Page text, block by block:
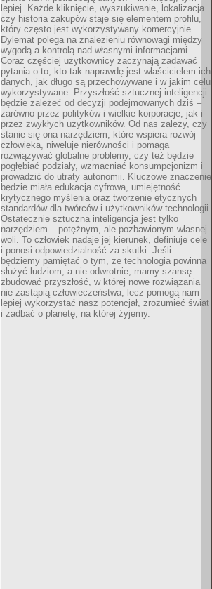
lepiej. Każde kliknięcie, wyszukiwanie, lokalizacja
czy historia zakupów staje się elementem profilu,
który często jest wykorzystywany komercyjnie.
Dylemat polega na znalezieniu równowagi między
wygodą a kontrolą nad własnymi informacjami.
Coraz częściej użytkownicy zaczynają zadawać
pytania o to, kto tak naprawdę jest właścicielem ich
danych, jak długo są przechowywane i w jakim celu
wykorzystywane. Przyszłość sztucznej inteligencji
będzie zależeć od decyzji podejmowanych dziś –
zarówno przez polityków i wielkie korporacje, jak i
przez zwykłych użytkowników. Od nas zależy, czy
stanie się ona narzędziem, które wspiera rozwój
człowieka, niweluje nierówności i pomaga
rozwiązywać globalne problemy, czy też będzie
pogłębiać podziały, wzmacniać konsumpcjonizm i
prowadzić do utraty autonomii. Kluczowe znaczenie
będzie miała edukacja cyfrowa, umiejętność
krytycznego myślenia oraz tworzenie etycznych
standardów dla twórców i użytkowników technologii.
Ostatecznie sztuczna inteligencja jest tylko
narzędziem – potężnym, ale pozbawionym własnej
woli. To człowiek nadaje jej kierunek, definiuje cele
i ponosi odpowiedzialność za skutki. Jeśli
będziemy pamiętać o tym, że technologia powinna
służyć ludziom, a nie odwrotnie, mamy szansę
zbudować przyszłość, w której nowe rozwiązania
nie zastąpią człowieczeństwa, lecz pomogą nam
lepiej wykorzystać nasz potencjał, zrozumieć świat
i zadbać o planetę, na której żyjemy.